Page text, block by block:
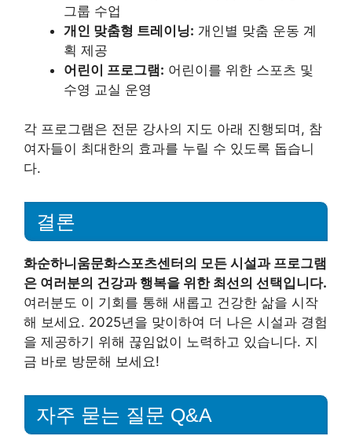
그룹 수업
개인 맞춤형 트레이닝: 개인별 맞춤 운동 계
획 제공
어린이 프로그램: 어린이를 위한 스포츠 및
수영 교실 운영
각 프로그램은 전문 강사의 지도 아래 진행되며, 참
여자들이 최대한의 효과를 누릴 수 있도록 돕습니
다.
결론
화순하니움문화스포츠센터의 모든 시설과 프로그램
은 여러분의 건강과 행복을 위한 최선의 선택입니다.
여러분도 이 기회를 통해 새롭고 건강한 삶을 시작
해 보세요. 2025년을 맞이하여 더 나은 시설과 경험
을 제공하기 위해 끊임없이 노력하고 있습니다. 지
금 바로 방문해 보세요!
자주 묻는 질문 Q&A